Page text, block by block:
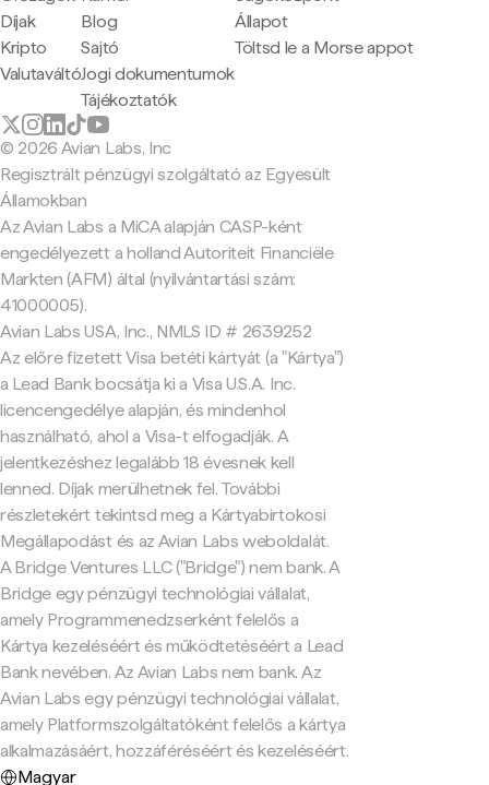
Díjak
Kripto
Valutaváltó
Blog
Sajtó
Jogi dokumentumok
Tájékoztatók
Állapot
Töltsd le a Morse appot
© 2026 Avian Labs, Inc
Regisztrált pénzügyi szolgáltató az Egyesült
Államokban
Az Avian Labs a MiCA alapján CASP-ként
engedélyezett a holland Autoriteit Financiële
Markten (AFM) által (nyilvántartási szám:
41000005).
Avian Labs USA, Inc., NMLS ID # 2639252
Az előre fizetett Visa betéti kártyát (a "Kártya")
a Lead Bank bocsátja ki a Visa U.S.A. Inc.
licencengedélye alapján, és mindenhol
használható, ahol a Visa-t elfogadják. A
jelentkezéshez legalább 18 évesnek kell
lenned. Díjak merülhetnek fel. További
részletekért tekintsd meg a Kártyabirtokosi
Megállapodást és az Avian Labs weboldalát.
A Bridge Ventures LLC ("Bridge") nem bank. A
Bridge egy pénzügyi technológiai vállalat,
amely Programmenedzserként felelős a
Kártya kezeléséért és működtetéséért a Lead
Bank nevében. Az Avian Labs nem bank. Az
Avian Labs egy pénzügyi technológiai vállalat,
amely Platformszolgáltatóként felelős a kártya
alkalmazásáért, hozzáféréséért és kezeléséért.
Magyar